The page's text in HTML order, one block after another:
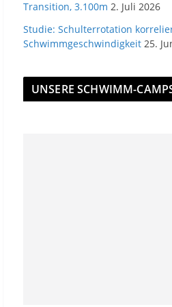
Transition, 3.100m 2. Juli 2026
Studie: Schulterrotation
Schwimmgeschwindigkeit 25.
UNSERE SCHWIMM-